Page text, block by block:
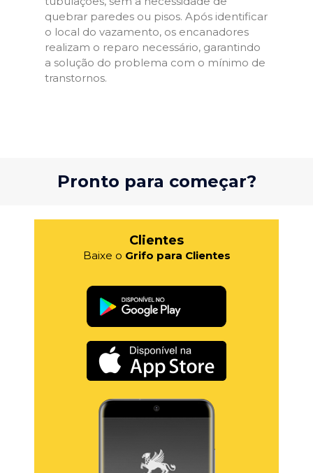
quebrar paredes ou pisos. Após identificar
o local do vazamento, os encanadores
realizam o reparo necessário, garantindo
a solução do problema com o mínimo de
transtornos.
Pronto para começar?
Clientes
Baixe o Grifo para Clientes